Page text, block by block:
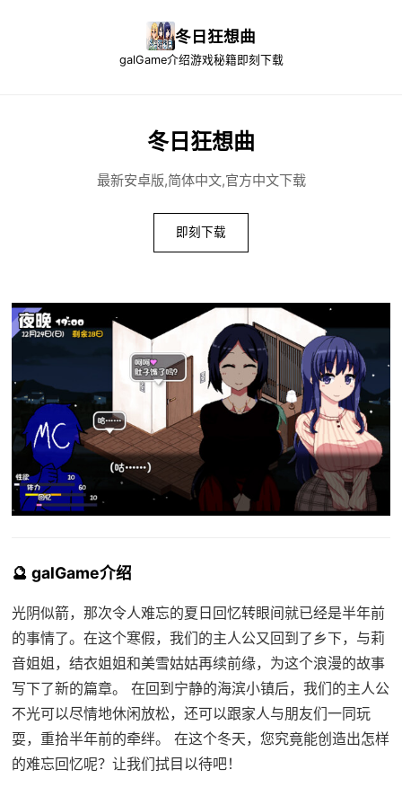
冬日狂想曲
galGame介绍游戏秘籍 即刻下载
冬日狂想曲
最新安卓版,简体中文,官方中文下载
即刻下载
🔮 galGame介绍
光阴似箭，那次令人难忘的夏日回忆转眼间就已经是半年前
的事情了。在这个寒假，我们的主人公又回到了乡下，与莉
音姐姐，结衣姐姐和美雪姑姑再续前缘，为这个浪漫的故事
写下了新的篇章。 在回到宁静的海滨小镇后，我们的主人公
不光可以尽情地休闲放松，还可以跟家人与朋友们一同玩
耍，重拾半年前的牵绊。 在这个冬天，您究竟能创造出怎样
的难忘回忆呢？让我们拭目以待吧！